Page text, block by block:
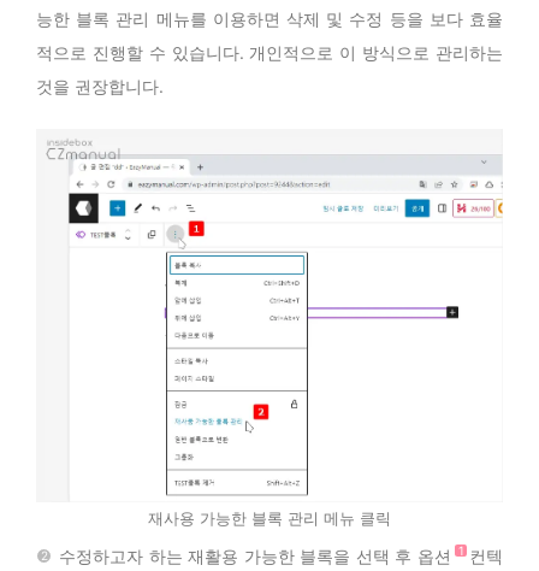
능한 블록 관리 메뉴를 이용하면 삭제 및 수정 등을 보다 효율
적으로 진행할 수 있습니다. 개인적으로 이 방식으로 관리하는
것을 권장합니다.
재사용 가능한 블록 관리 메뉴 클릭
수정하고자 하는 재활용 가능한 블록을 선택 후 옵션 컨텍